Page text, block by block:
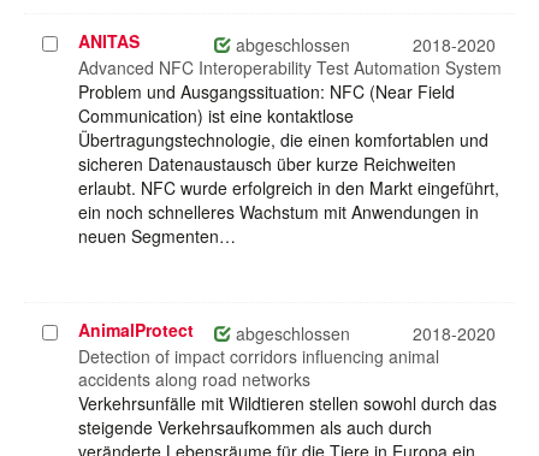
Projekt
auswählen
ANITAS abgeschlossen
2018-2020
Advanced NFC Interoperability Test Automation System
Problem und Ausgangssituation: NFC (Near Field
Communication) ist eine kontaktlose
Übertragungstechnologie, die einen komfortablen und
sicheren Datenaustausch über kurze Reichweiten
erlaubt. NFC wurde erfolgreich in den Markt eingeführt,
ein noch schnelleres Wachstum mit Anwendungen in
neuen Segmenten…
Projekt
auswählen
AnimalProtect abgeschlossen
2018-2020
Detection of impact corridors influencing animal
accidents along road networks
Verkehrsunfälle mit Wildtieren stellen sowohl durch das
steigende Verkehrsaufkommen als auch durch